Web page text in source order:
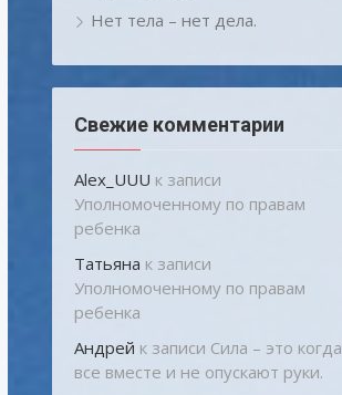
Нет тела – нет дела.
Свежие комментарии
Alex_UUU к записи
Уполномоченному по правам
ребенка
Татьяна к записи
Уполномоченному по правам
ребенка
Андрей к записи Сила – это когда
все вместе и не опускают руки.